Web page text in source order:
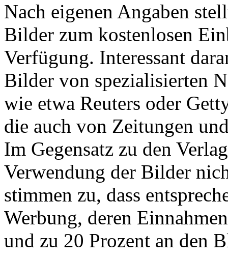
Nach eigenen Angaben
Bilder zum kostenlosen
Verfügung. Interessant
Bilder von spezialisierten
wie etwa Reuters oder
die auch von Zeitungen
Im Gegensatz zu den
Verwendung der Bilder
stimmen zu, dass
Werbung, deren
und zu 20 Prozent an den